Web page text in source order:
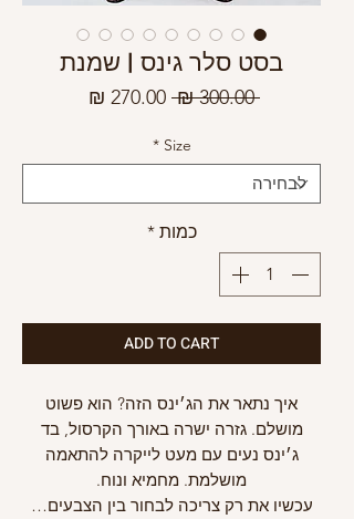
בסט סלר גינס | שמנת
‏300.00 ‏₪
מחיר
Size
*
כמות *
ADD TO CART
איך נתאר את הג׳ינס הזה? הוא פשוט
מושלם. גזרה ישרה באורך הקרסול, בד
ג׳ינס נעים עם מעט לייקרה להתאמה
מושלמת. מחמיא ונוח.
עכשיו את רק צריכה לבחור בין הצבעים…